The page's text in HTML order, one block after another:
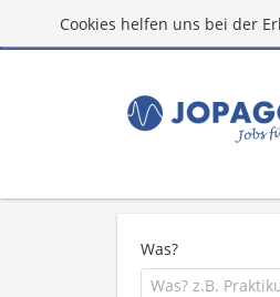
Cookies helfen uns bei der
Was?